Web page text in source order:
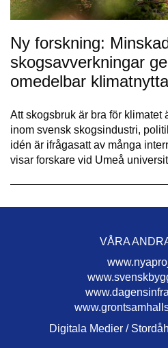
Ny forskning:
skogsavverkningar
omedelbar klimatnytta
Att skogsbruk är bra för klimatet
inom svensk skogsindustri,
idén är ifrågasatt av många
visar forskare vid Umeå
VÅRA
Digitala Medier /